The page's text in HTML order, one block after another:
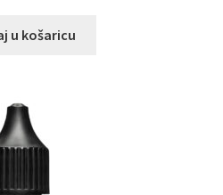
u košaricu